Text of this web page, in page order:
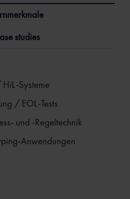
studies
Systeme
/ EOL-Tests
und -Regeltechnik
Anwendungen